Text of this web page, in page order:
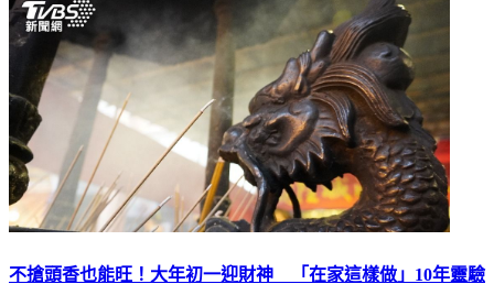
不搶頭香也能旺！大年初一迎財神 「在家這樣做」10年靈驗